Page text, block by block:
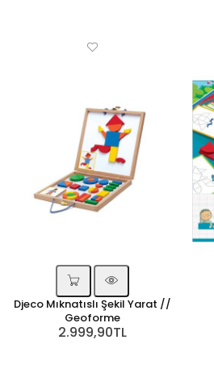
Djeco Mıknatıslı Şekil Yarat //
Geoforme
2.999,90TL